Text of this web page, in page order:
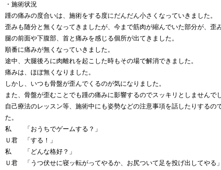
・施術状況
踵の痛みの度合いは、施術をする度にだんだん小さくなっていきました。
歪みも随分と無くなってきましたが、今まで筋肉が縮んでいた部分が、歪
腿の前面や下腹部、首と痛みを感じる個所が出てきました。
順番に痛みが無くなっていきました。
途中、大腿後ろに肉離れを起こした時もその場で解消できました。
痛みは、ほぼ無くなりました。
しかし、いつも骨盤が歪んでくるのが気になりました。
また、骨盤が歪むことでも踵の痛みに影響するのでスッキリとしませんで
自己療法のレッスン等、施術中にも姿勢などの注意事項を話したりするの
た。
私 「おうちでゲームする？」
Ｕ君 「する！」
私 「どんな格好？」
Ｕ君 「うつ伏せに寝ッ転がってやるか、お尻ついて足を投げ出してやる